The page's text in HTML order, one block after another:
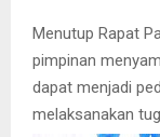
Menutup Rapat
pimpinan
dapat menjadi
melaksanakan